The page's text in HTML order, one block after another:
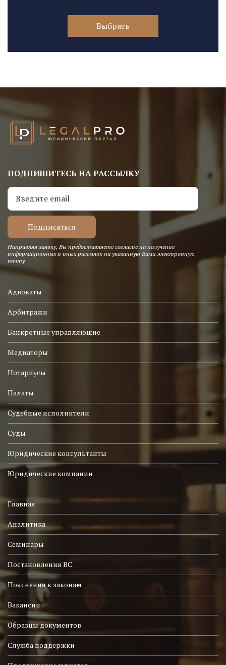
Выбрать
ПОДПИШИТЕСЬ НА РАССЫЛКУ
Направляя заявку, Вы предоставляете согласие на получение
информационных и иных рассылок на указанную Вами электронную
почту
Адвокаты
Арбитражи
Банкротные управляющие
Медиаторы
Нотариусы
Палаты
Судебные исполнители
Суды
Юридические консультанты
Юридические компании
Главная
Аналитика
Семинары
Постановления ВС
Пояснения к законам
Вакансии
Образцы документов
Служба поддержки